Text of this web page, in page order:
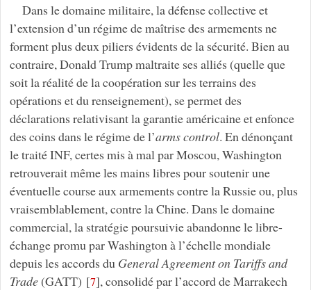
Dans le domaine militaire, la défense collective et
l’extension d’un régime de maîtrise des armements ne
forment plus deux piliers évidents de la sécurité. Bien au
contraire, Donald Trump maltraite ses alliés (quelle que
soit la réalité de la coopération sur les terrains des
opérations et du renseignement), se permet des
déclarations relativisant la garantie américaine et enfonce
des coins dans le régime de l’arms control. En dénonçant
le traité INF, certes mis à mal par Moscou, Washington
retrouverait même les mains libres pour soutenir une
éventuelle course aux armements contre la Russie ou, plus
vraisemblablement, contre la Chine. Dans le domaine
commercial, la stratégie poursuivie abandonne le libre-
échange promu par Washington à l’échelle mondiale
depuis les accords du General Agreement on Tariffs and
Trade(GATT) [7], consolidé par l’accord de Marrakech